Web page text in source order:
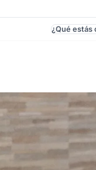
¿Qué estás